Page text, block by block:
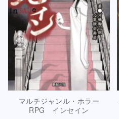
マルチジャンル・ホラー
RPG インセイン